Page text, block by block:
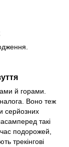
й горами.
Воно теж
серйозних
такі
час подорожей,
трекінгові